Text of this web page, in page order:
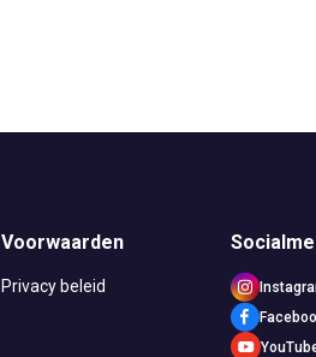
Voorwaarden
Privacy beleid